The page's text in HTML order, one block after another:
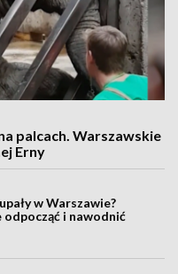
palcach. Warszawskie
Erny
w Warszawie?
odpocząć i nawodnić